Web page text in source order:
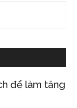
để làm tăng